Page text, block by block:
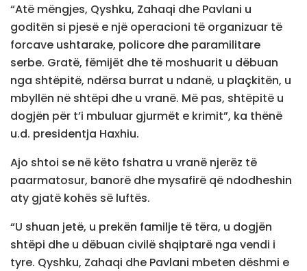
“Atë mëngjes, Qyshku, Zahaqi dhe Pavlani u
goditën si pjesë e një operacioni të organizuar të
forcave ushtarake, policore dhe paramilitare
serbe. Gratë, fëmijët dhe të moshuarit u dëbuan
nga shtëpitë, ndërsa burrat u ndanë, u plaçkitën, u
mbyllën në shtëpi dhe u vranë. Më pas, shtëpitë u
dogjën për t’i mbuluar gjurmët e krimit”, ka thënë
u.d. presidentja Haxhiu.
Ajo shtoi se në këto fshatra u vranë njerëz të
paarmatosur, banorë dhe mysafirë që ndodheshin
aty gjatë kohës së luftës.
“U shuan jetë, u prekën familje të tëra, u dogjën
shtëpi dhe u dëbuan civilë shqiptarë nga vendi i
tyre. Qyshku, Zahaqi dhe Pavlani mbeten dëshmi e